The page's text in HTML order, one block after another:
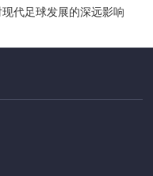
代足球发展的深远影响